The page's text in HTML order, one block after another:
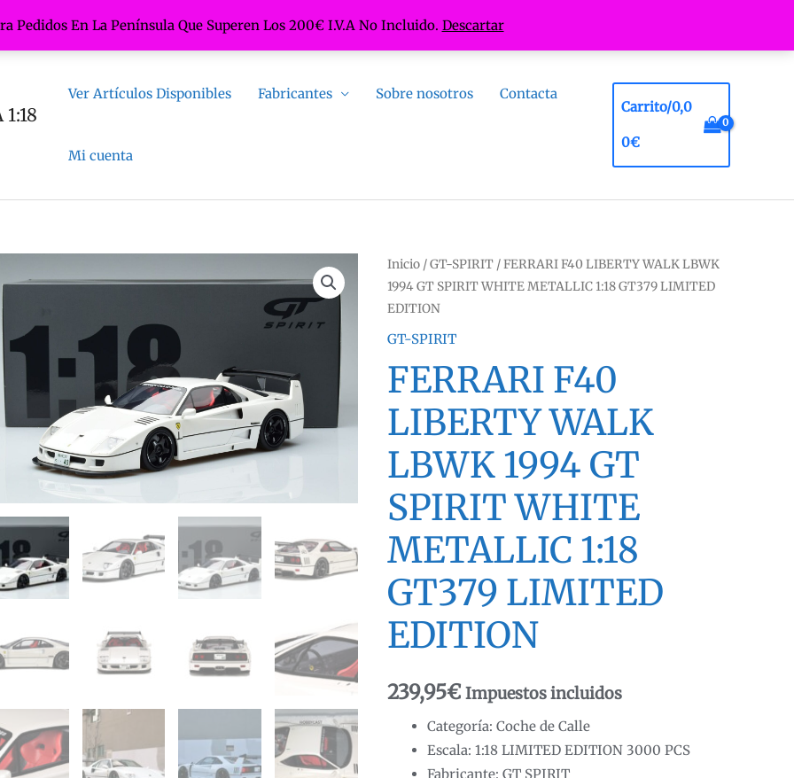
Pedidos En La Península Que Superen Los 200€ I.V.A No Incluido. Descartar
Ver Artículos Disponibles Fabricantes Sobre nosotros Contacta
Mi cuenta
Carrito/0,0
0€
Inicio /GT-SPIRIT / FERRARI F40 LIBERTY WALK LBWK
1994 GT SPIRIT WHITE METALLIC 1:18 GT379 LIMITED
EDITION
GT-SPIRIT
FERRARI F40
LIBERTY WALK
LBWK 1994 GT
SPIRIT WHITE
METALLIC 1:18
GT379 LIMITED
EDITION
239,95€ Impuestos incluidos
Categoría: Coche de Calle
Escala: 1:18 LIMITED EDITION 3000 PCS
Fabricante: GT SPIRIT